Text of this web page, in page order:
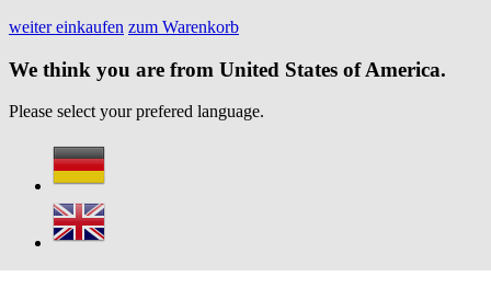
weiter einkaufen zum Warenkorb
We think you are from United States of America.
Please select your prefered language.